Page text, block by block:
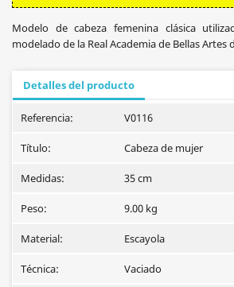
Modelo de cabeza femenina clásica
modelado de la Real Academia de Bellas Artes
Detalles del producto
Referencia: V0116
Título: Cabeza de mujer
Medidas: 35 cm
Peso: 9.00 kg
Material: Escayola
Técnica: Vaciado